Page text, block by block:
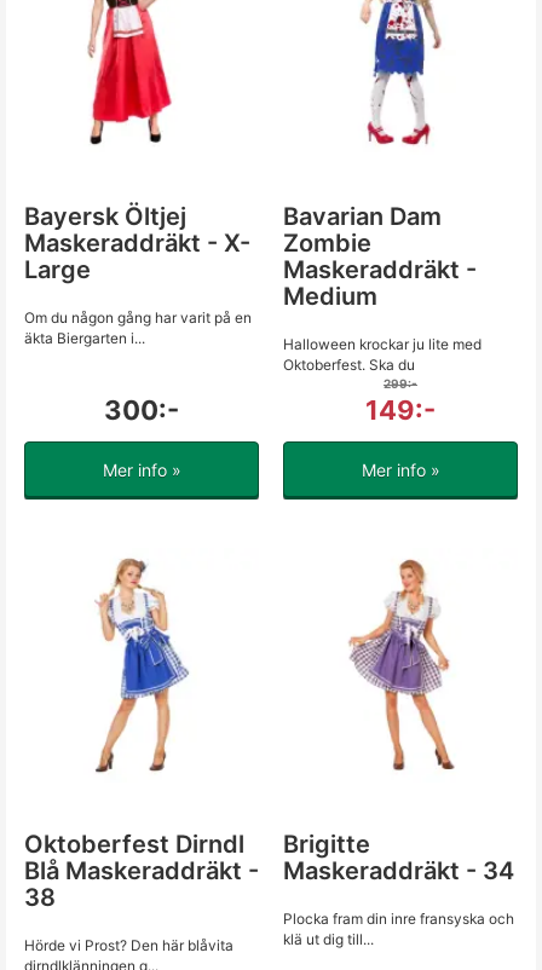
Bayersk Öltjej
Maskeraddräkt - X-
Large
Om du någon gång har varit på en
äkta Biergarten i...
300:-
Mer info »
Bavarian Dam
Zombie
Maskeraddräkt -
Medium
Halloween krockar ju lite med
Oktoberfest. Ska du
299:-
149:-
Mer info »
Oktoberfest Dirndl
Blå Maskeraddräkt -
38
Hörde vi Prost? Den här blåvita
dirndlklänningen g...
Brigitte
Maskeraddräkt - 34
Plocka fram din inre fransyska och
klä ut dig till...